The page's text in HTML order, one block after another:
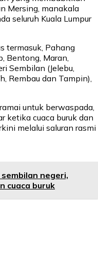
Mersing, manakala
seluruh Kuala Lumpur
termasuk, Pahang
Bentong, Maran,
Sembilan (Jelebu,
Rembau dan Tampin),
untuk berwaspada,
ketika cuaca buruk dan
melalui saluran rasmi
negeri,
cuaca buruk